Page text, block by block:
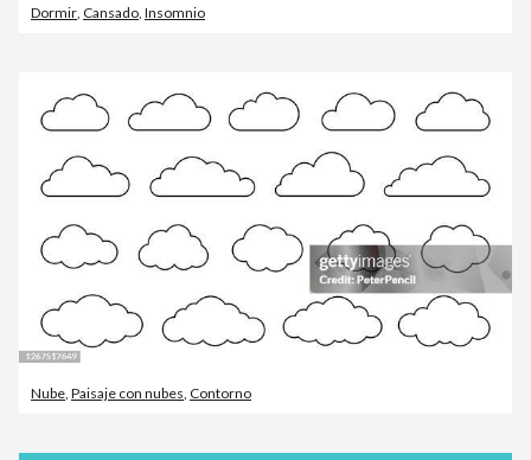
Dormir, Cansado, Insomnio
Nube, Paisaje con nubes, Contorno